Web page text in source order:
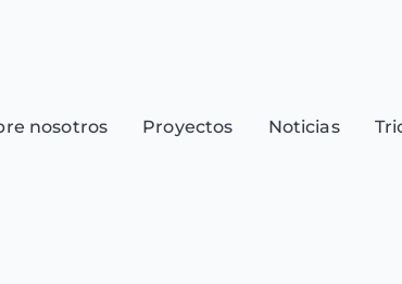
nosotros Proyectos Noticias